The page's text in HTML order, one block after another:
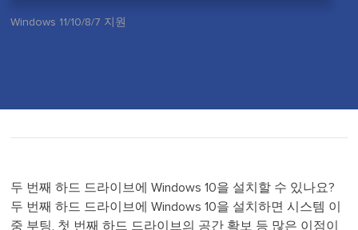
Windows 11/10/8/7 지원
두 번째 하드 드라이브에 Windows 10을 설치할 수 있나요?
두 번째 하드 드라이브에 Windows 10을 설치하면 시스템 이
중 부팅, 첫 번째 하드 드라이브의 공간 확보 등 많은 이점이